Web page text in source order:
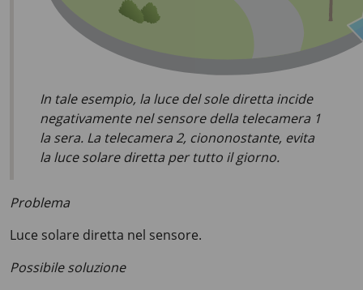
In tale esempio, la luce del sole diretta incide
negativamente nel sensore della telecamera 1
la sera. La telecamera 2, ciononostante, evita
la luce solare diretta per tutto il giorno.
Problema
Luce solare diretta nel sensore.
Possibile soluzione